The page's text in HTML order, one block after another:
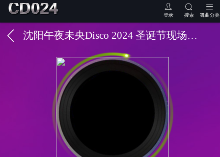
登录 搜索 舞曲分类
沈阳午夜未央Disco 2024 圣诞节现场 第一场 DJ徐剑 MC COCO